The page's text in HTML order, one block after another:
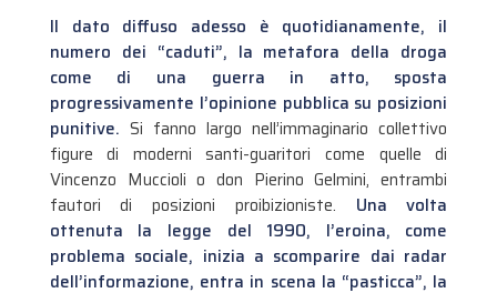
Il dato diffuso adesso è quotidianamente, il
numero dei “caduti”, la metafora della droga
come di una guerra in atto, sposta
progressivamente l’opinione pubblica su posizioni
punitive. Si fanno largo nell’immaginario collettivo
figure di moderni santi-guaritori come quelle di
Vincenzo Muccioli o don Pierino Gelmini, entrambi
fautori di posizioni proibizioniste. Una volta
ottenuta la legge del 1990, l’eroina, come
problema sociale, inizia a scomparire dai radar
dell’informazione, entra in scena la “pasticca”, la